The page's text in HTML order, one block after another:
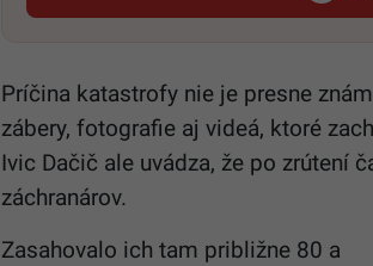
Príčina katastrofy nie je presne
zábery, fotografie aj videá, ktoré
Ivic Dačič ale uvádza, že po zrútení
záchranárov.
Zasahovalo ich tam približne 80 a